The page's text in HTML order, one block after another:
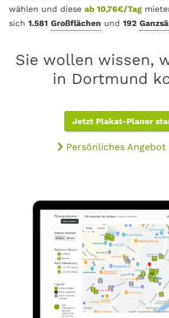
wählen und diese ab 10,76€/Tag
sich 1.581 Großflächen und 192
Sie wollen wissen,
in Dortmund
Jetzt Plakat-Planer
Persönliches